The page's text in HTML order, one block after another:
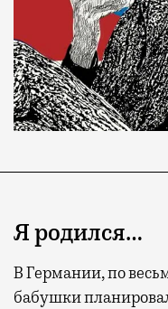
Я родился…
В Германии, по
бабушки